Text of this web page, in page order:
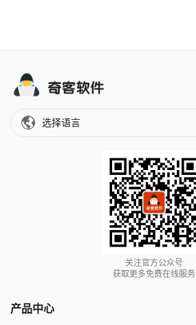
选择语言
关注官方公众号
获取更多免费在线服务
产品中心